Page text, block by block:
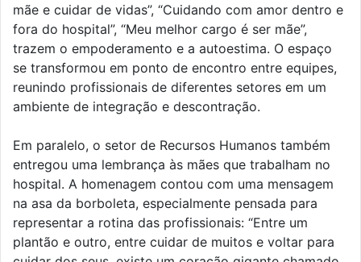
mãe e cuidar de vidas”, “Cuidando com amor dentro e
fora do hospital”, “Meu melhor cargo é ser mãe”,
trazem o empoderamento e a autoestima. O espaço
se transformou em ponto de encontro entre equipes,
reunindo profissionais de diferentes setores em um
ambiente de integração e descontração.
Em paralelo, o setor de Recursos Humanos também
entregou uma lembrança às mães que trabalham no
hospital. A homenagem contou com uma mensagem
na asa da borboleta, especialmente pensada para
representar a rotina das profissionais: “Entre um
plantão e outro, entre cuidar de muitos e voltar para